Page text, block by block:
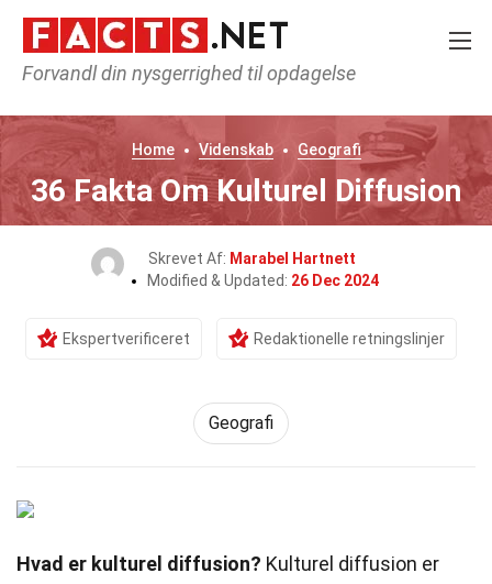
Forvandl din nysgerrighed til opdagelse
Home Videnskab Geografi
36 Fakta Om Kulturel Diffusion
Skrevet Af: Marabel Hartnett
Modified & Updated: 26 Dec 2024
Ekspertverificeret Redaktionelle retningslinjer
Geografi
Hvad er kulturel diffusion? Kulturel diffusion er